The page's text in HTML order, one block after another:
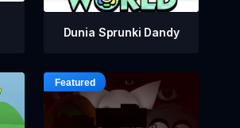
Dunia Sprunki Dandy